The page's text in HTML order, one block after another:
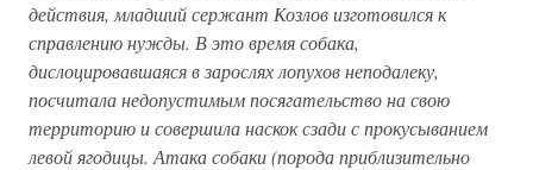
действия, младший сержант Козлов изготовился к
справлению нужды. В это время собака,
дислоцировавшаяся в зарослях лопухов неподалеку,
посчитала недопустимым посягательство на свою
территорию и совершила наскок сзади с прокусыванием
левой ягодицы. Атака собаки (порода приблизительно